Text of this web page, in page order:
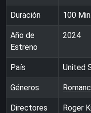
Duración 100 Min.
Año de
Estreno
2024
País United
Géneros
Directores Roger